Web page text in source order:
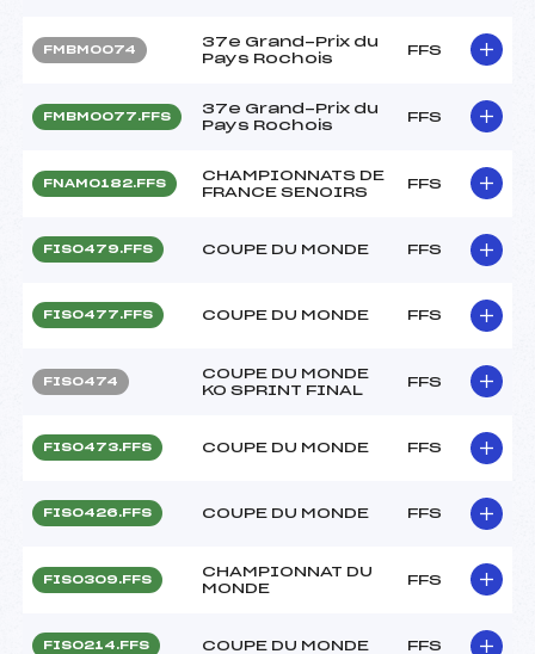
FMBM0074
37e Grand-Prix du
Pays Rochois
FFS
FMBM0077.FFS
37e Grand-Prix du
Pays Rochois
FFS
FNAM0182.FFS
CHAMPIONNATS DE
FRANCE SENOIRS
FFS
FIS0479.FFS COUPE DU MONDE FFS
FIS0477.FFS COUPE DU MONDE FFS
FIS0474
COUPE DU MONDE
KO SPRINT FINAL
FFS
FIS0473.FFS COUPE DU MONDE FFS
FIS0426.FFS COUPE DU MONDE FFS
FIS0309.FFS
CHAMPIONNAT DU
MONDE
FFS
FIS0214.FFS COUPE DU MONDE FFS